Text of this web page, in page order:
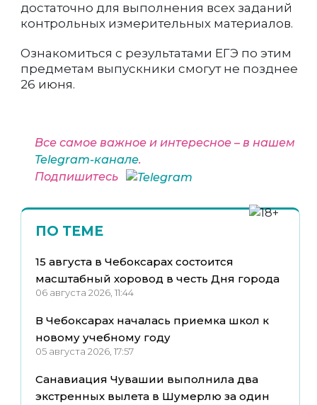
достаточно для выполнения всех заданий
контрольных измерительных материалов.
Ознакомиться с результатами ЕГЭ по этим
предметам выпускники смогут не позднее
26 июня.
Все самое важное и интересное – в нашем
Telegram-канале.
Подпишитесь
ПО ТЕМЕ
15 августа в Чебоксарах состоится
масштабный хоровод в честь Дня города
06 августа 2026, 11:44
В Чебоксарах началась приемка школ к
новому учебному году
05 августа 2026, 17:57
Санавиация Чувашии выполнила два
экстренных вылета в Шумерлю за один